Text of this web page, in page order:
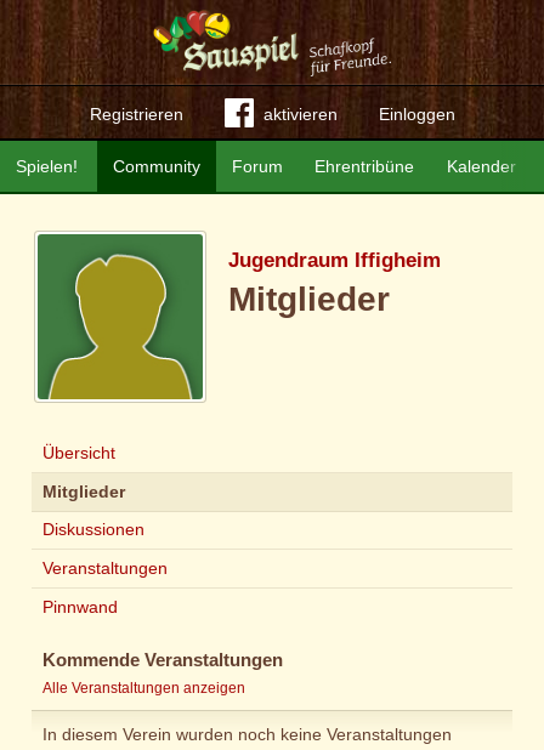
Registrieren aktivieren Einloggen
Community Forum Ehrentribüne Kalender
Spielen!
Jugendraum Iffigheim
Mitglieder
Übersicht
Mitglieder
Diskussionen
Veranstaltungen
Pinnwand
Kommende Veranstaltungen
Alle Veranstaltungen anzeigen
In diesem Verein wurden noch keine Veranstaltungen